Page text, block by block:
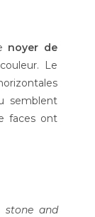
noyer de
Le
semblent
faces ont
stone and